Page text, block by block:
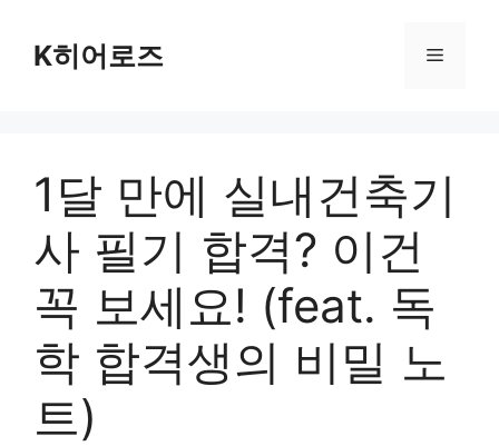
contentK히어로즈 Menu
1달 만에 실내건축기
사 필기 합격? 이건
꼭 보세요! (feat. 독
학 합격생의 비밀 노
트)